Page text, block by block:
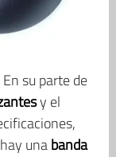
su parte de
y el
unabanda